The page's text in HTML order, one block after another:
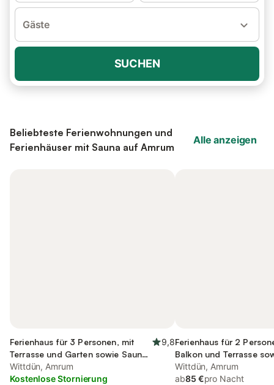
Gäste
SUCHEN
Beliebteste Ferienwohnungen und
Ferienhäuser mit Sauna auf Amrum
Alle anzeigen
Ferienhaus für 3 Personen, mit
Terrasse und Garten sowie Sauna
und Ausblick
9,8
Wittdün, Amrum
Kostenlose Stornierung
Ferienhaus für 2
Balkon und Terrasse
Wittdün, Amrum
ab85 €pro Nacht